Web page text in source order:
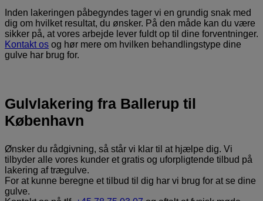
Inden lakeringen påbegyndes tager vi en grundig snak med
dig om hvilket resultat, du ønsker. På den måde kan du være
sikker på, at vores arbejde lever fuldt op til dine forventninger.
Kontakt os og hør mere om hvilken behandlingstype dine
gulve har brug for.
Gulvlakering fra Ballerup til
København
Ønsker du rådgivning, så står vi klar til at hjælpe dig. Vi
tilbyder alle vores kunder et gratis og uforpligtende tilbud på
lakering af trægulve.
For at kunne beregne et tilbud til dig har vi brug for at se dine
gulve.